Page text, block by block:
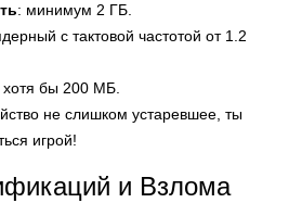
: минимум 2 ГБ.
с тактовой частотой от 1.2
хотя бы 200 МБ.
не слишком устаревшее, ты
игрой!
и Взлома